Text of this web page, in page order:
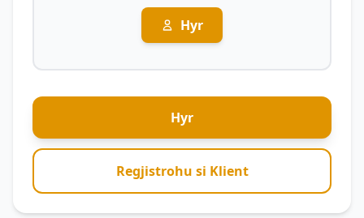
Hyr
Hyr
Regjistrohu si Klient